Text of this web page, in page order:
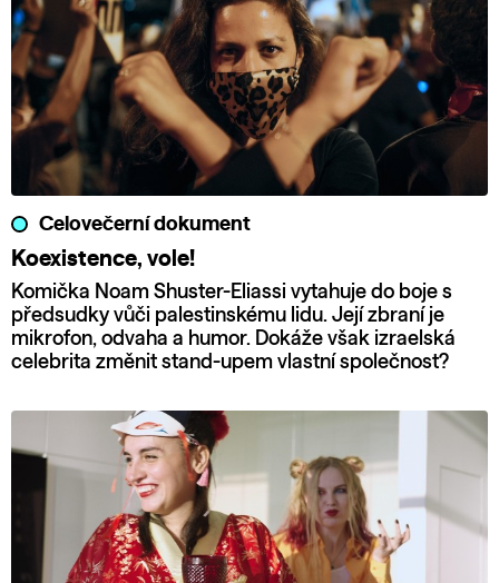
Celovečerní dokument
Koexistence, vole!
Komička Noam Shuster-Eliassi vytahuje do boje s
předsudky vůči palestinskému lidu. Její zbraní je
mikrofon, odvaha a humor. Dokáže však izraelská
celebrita změnit stand-upem vlastní společnost?